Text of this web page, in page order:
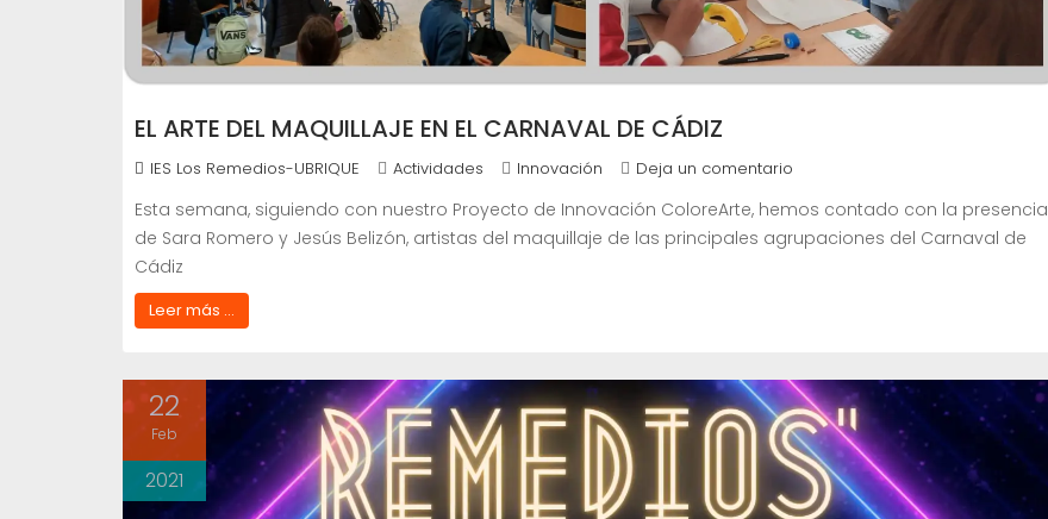
EL ARTE DEL MAQUILLAJE EN EL CARNAVAL DE CÁDIZ
IES Los Remedios-UBRIQUE Actividades Innovación Deja un comentario
Esta semana, siguiendo con nuestro Proyecto de Innovación ColoreArte, hemos contado con la presencia
de Sara Romero y Jesús Belizón, artistas del maquillaje de las principales agrupaciones del Carnaval de
Cádiz
Leer más ...
22
Feb
2021